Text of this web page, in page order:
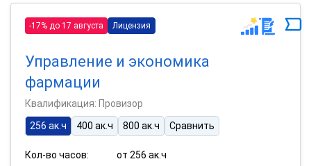
-17% до 17 августа Лицензия
Управление и экономика
фармации
Квалификация: Провизор
256 ак.ч
400 ак.ч 800 ак.ч Сравнить
Кол-во часов:
от 256 ак.ч